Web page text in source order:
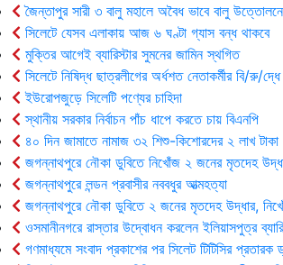
জৈন্তাপুর সারী ৩ বালু মহালে অবৈধ ভাবে বালু
সিলেটে যেসব এলাকায় আজ ৬ ঘণ্টা গ্যাস বন্ধ থাকবে
মুক্তির আগেই ব্যারিস্টার সুমনের জামিন স্থগিত
সিলেটে নিষিদ্ধ ছাত্রলীগের অর্ধশত নেতাকর্মীর বি/রু/
ইউরোপজুড়ে সিলেটি পণ্যের চাহিদা
স্থানীয় সরকার নির্বাচন পাঁচ ধাপে করতে চায় বিএনপি
৪০ দিন জামাতে নামাজ ৩২ শিশু-কিশোরদের ২ লাখ
জগন্নাথপুরে নৌকা ডুবিতে নিখোঁজ ২ জনের মৃতদেহ
জগন্নাথপুরে লন্ডন প্রবাসীর নববধুর আত্মহত্যা
জগন্নাথপুরে নৌকা ডুবিতে ২ জনের মৃতদেহ উদ্ধার,
ওসমানীনগরে রাস্তার উদ্বোধন করলেন ইলিয়াসপুত্র
গণমাধ্যমে সংবাদ প্রকাশের পর সিলেট টিটিসির